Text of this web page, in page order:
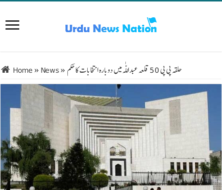
Home » News» حلقہ پی پی 50 قلعہ عبداللّٰہ میں دوبارہ انتخابات کا حکم